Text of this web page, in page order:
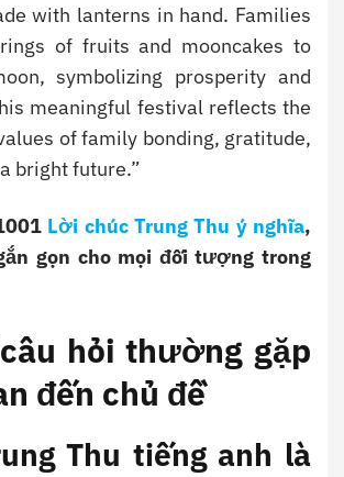
with lanterns in hand. Families
of fruits and mooncakes to
symbolizing prosperity and
meaningful festival reflects the
of family bonding, gratitude,
bright future.”
Lời chúc Trung Thu ý nghĩa,
gọn cho mọi đối tượng trong
hỏi thường gặp
đến chủ đề
Thu tiếng anh là